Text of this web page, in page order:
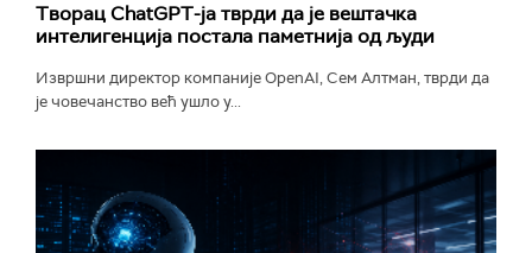
Творац ChatGPT-ја тврди да је вештачка
интелигенција постала паметнија од људи
Извршни директор компаније OpenAI, Сем Алтман, тврди да
је човечанство већ ушло у...